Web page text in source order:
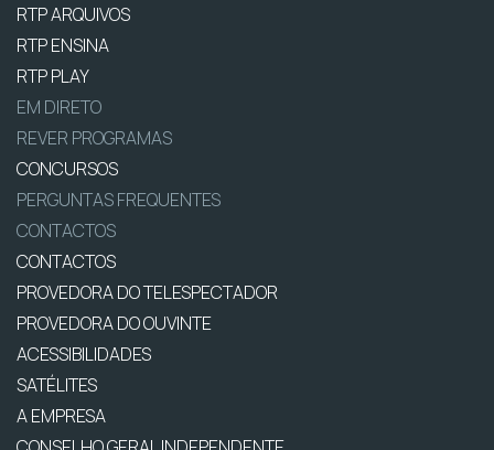
RTP ARQUIVOS
RTP ENSINA
RTP PLAY
EM DIRETO
REVER PROGRAMAS
CONCURSOS
PERGUNTAS FREQUENTES
CONTACTOS
CONTACTOS
PROVEDORA DO TELESPECTADOR
PROVEDORA DO OUVINTE
ACESSIBILIDADES
SATÉLITES
A EMPRESA